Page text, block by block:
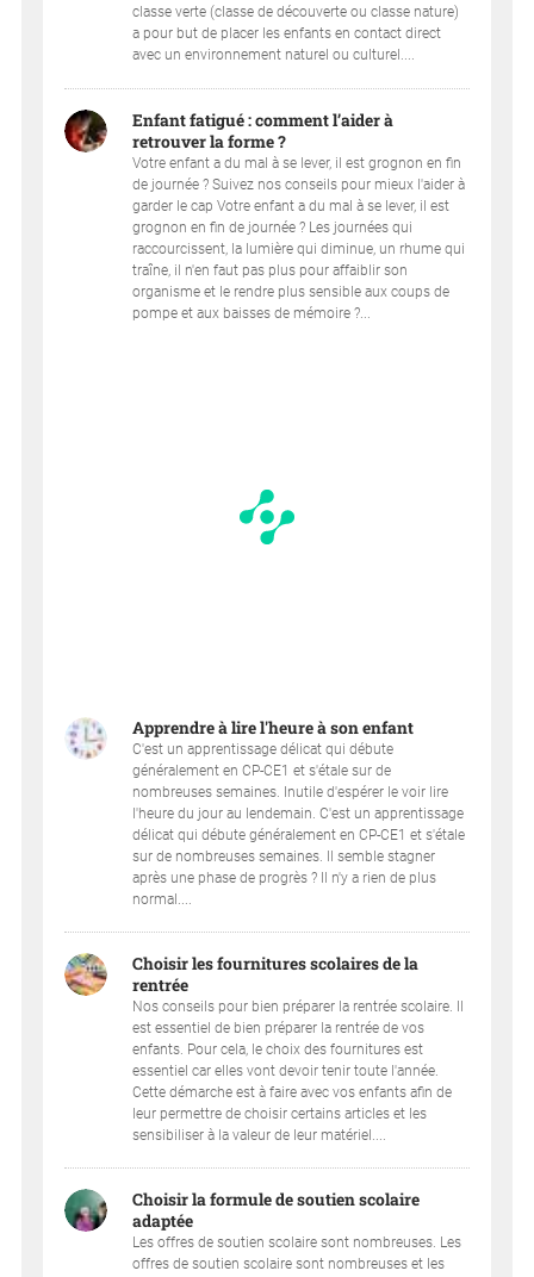
classe verte (classe de découverte ou classe nature)
a pour but de placer les enfants en contact direct
avec un environnement naturel ou culturel....
Enfant fatigué : comment l’aider à
retrouver la forme ?
Votre enfant a du mal à se lever, il est grognon en fin
de journée ? Suivez nos conseils pour mieux l'aider à
garder le cap Votre enfant a du mal à se lever, il est
grognon en fin de journée ? Les journées qui
raccourcissent, la lumière qui diminue, un rhume qui
traîne, il n'en faut pas plus pour affaiblir son
organisme et le rendre plus sensible aux coups de
pompe et aux baisses de mémoire ?...
Apprendre à lire l'heure à son enfant
C'est un apprentissage délicat qui débute
généralement en CP-CE1 et s'étale sur de
nombreuses semaines. Inutile d'espérer le voir lire
l'heure du jour au lendemain. C'est un apprentissage
délicat qui débute généralement en CP-CE1 et s'étale
sur de nombreuses semaines. Il semble stagner
après une phase de progrès ? Il n'y a rien de plus
normal....
Choisir les fournitures scolaires de la
rentrée
Nos conseils pour bien préparer la rentrée scolaire. Il
est essentiel de bien préparer la rentrée de vos
enfants. Pour cela, le choix des fournitures est
essentiel car elles vont devoir tenir toute l'année.
Cette démarche est à faire avec vos enfants afin de
leur permettre de choisir certains articles et les
sensibiliser à la valeur de leur matériel....
Choisir la formule de soutien scolaire
adaptée
Les offres de soutien scolaire sont nombreuses. Les
offres de soutien scolaire sont nombreuses et les